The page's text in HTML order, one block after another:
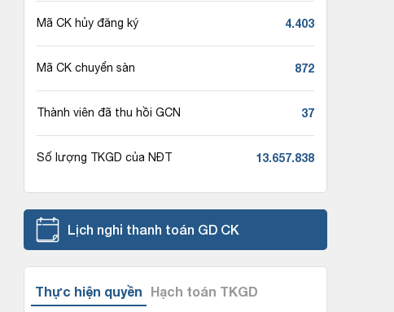
Mã CK hủy đăng ký 4.403
Mã CK chuyển sàn 872
Thành viên đã thu hồi GCN 37
Số lượng TKGD của NĐT 13.657.838
Lịch nghỉ thanh toán GD CK
Thực hiện quyền Hạch toán TKGD